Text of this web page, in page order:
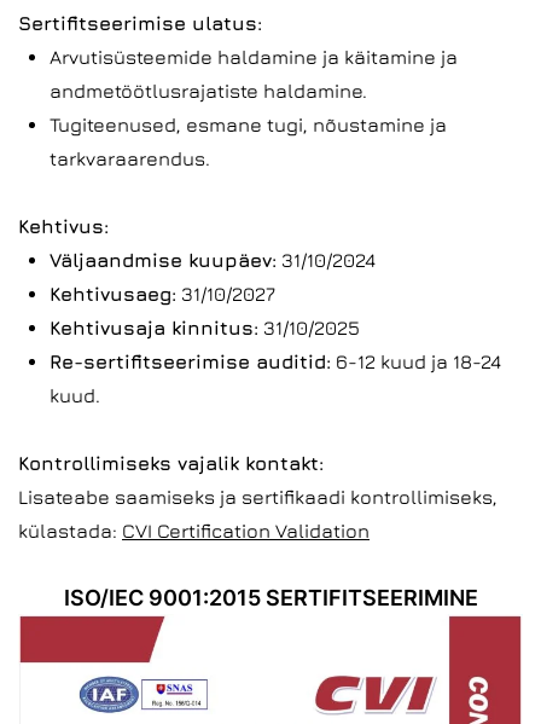
Sertifitseerimise ulatus:
Arvutisüsteemide haldamine ja käitamine ja
andmetöötlusrajatiste haldamine.
Tugiteenused, esmane tugi, nõustamine ja
tarkvaraarendus.
Kehtivus:
Väljaandmise kuupäev: 31/10/2024
Kehtivusaeg: 31/10/2027
Kehtivusaja kinnitus: 31/10/2025
Re-sertifitseerimise auditid: 6-12 kuud ja 18-24
kuud.
Kontrollimiseks vajalik kontakt:
Lisateabe saamiseks ja sertifikaadi kontrollimiseks,
külastada: CVI Certification Validation
ISO/IEC 9001:2015 SERTIFITSEERIMINE